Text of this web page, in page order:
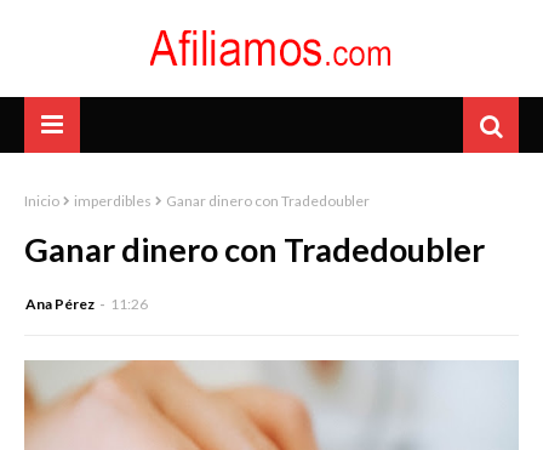
Inicio imperdibles Ganar dinero con Tradedoubler
Ganar dinero con Tradedoubler
Ana Pérez 11:26